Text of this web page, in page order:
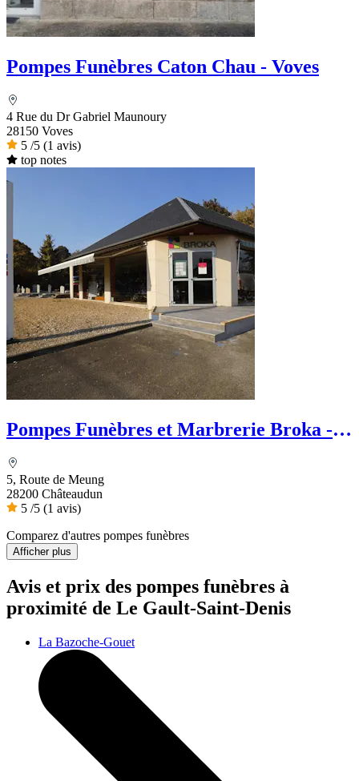
Pompes Funèbres Caton Chau - Voves
4 Rue du Dr Gabriel Maunoury
28150 Voves
5 /5 (1 avis)
top notes
Pompes Funèbres et Marbrerie Broka -
5, Route de Meung
28200 Châteaudun
5 /5 (1 avis)
Comparez d'autres pompes funèbres
Afficher plus
Avis et prix des pompes funèbres à
proximité de Le Gault-Saint-Denis
La Bazoche-Gouet